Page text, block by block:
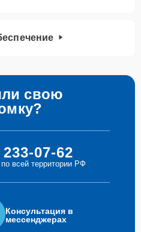
свою
07-62
всей территории РФ
Консультация в
мессенджерах